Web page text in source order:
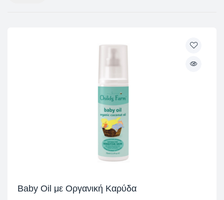
Baby Oil με Οργανική Καρύδα